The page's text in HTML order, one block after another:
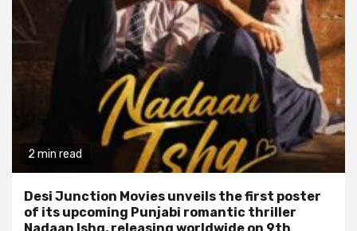
2 min read
Desi Junction Movies unveils the first poster
of its upcoming Punjabi romantic thriller